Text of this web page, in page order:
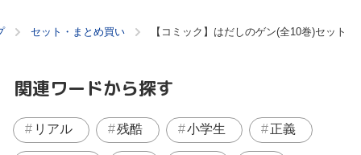
セット・まとめ買い 【コミック】はだしのゲン(全10巻)セット
関連ワードから探す
リアル 残酷 小学生 正義